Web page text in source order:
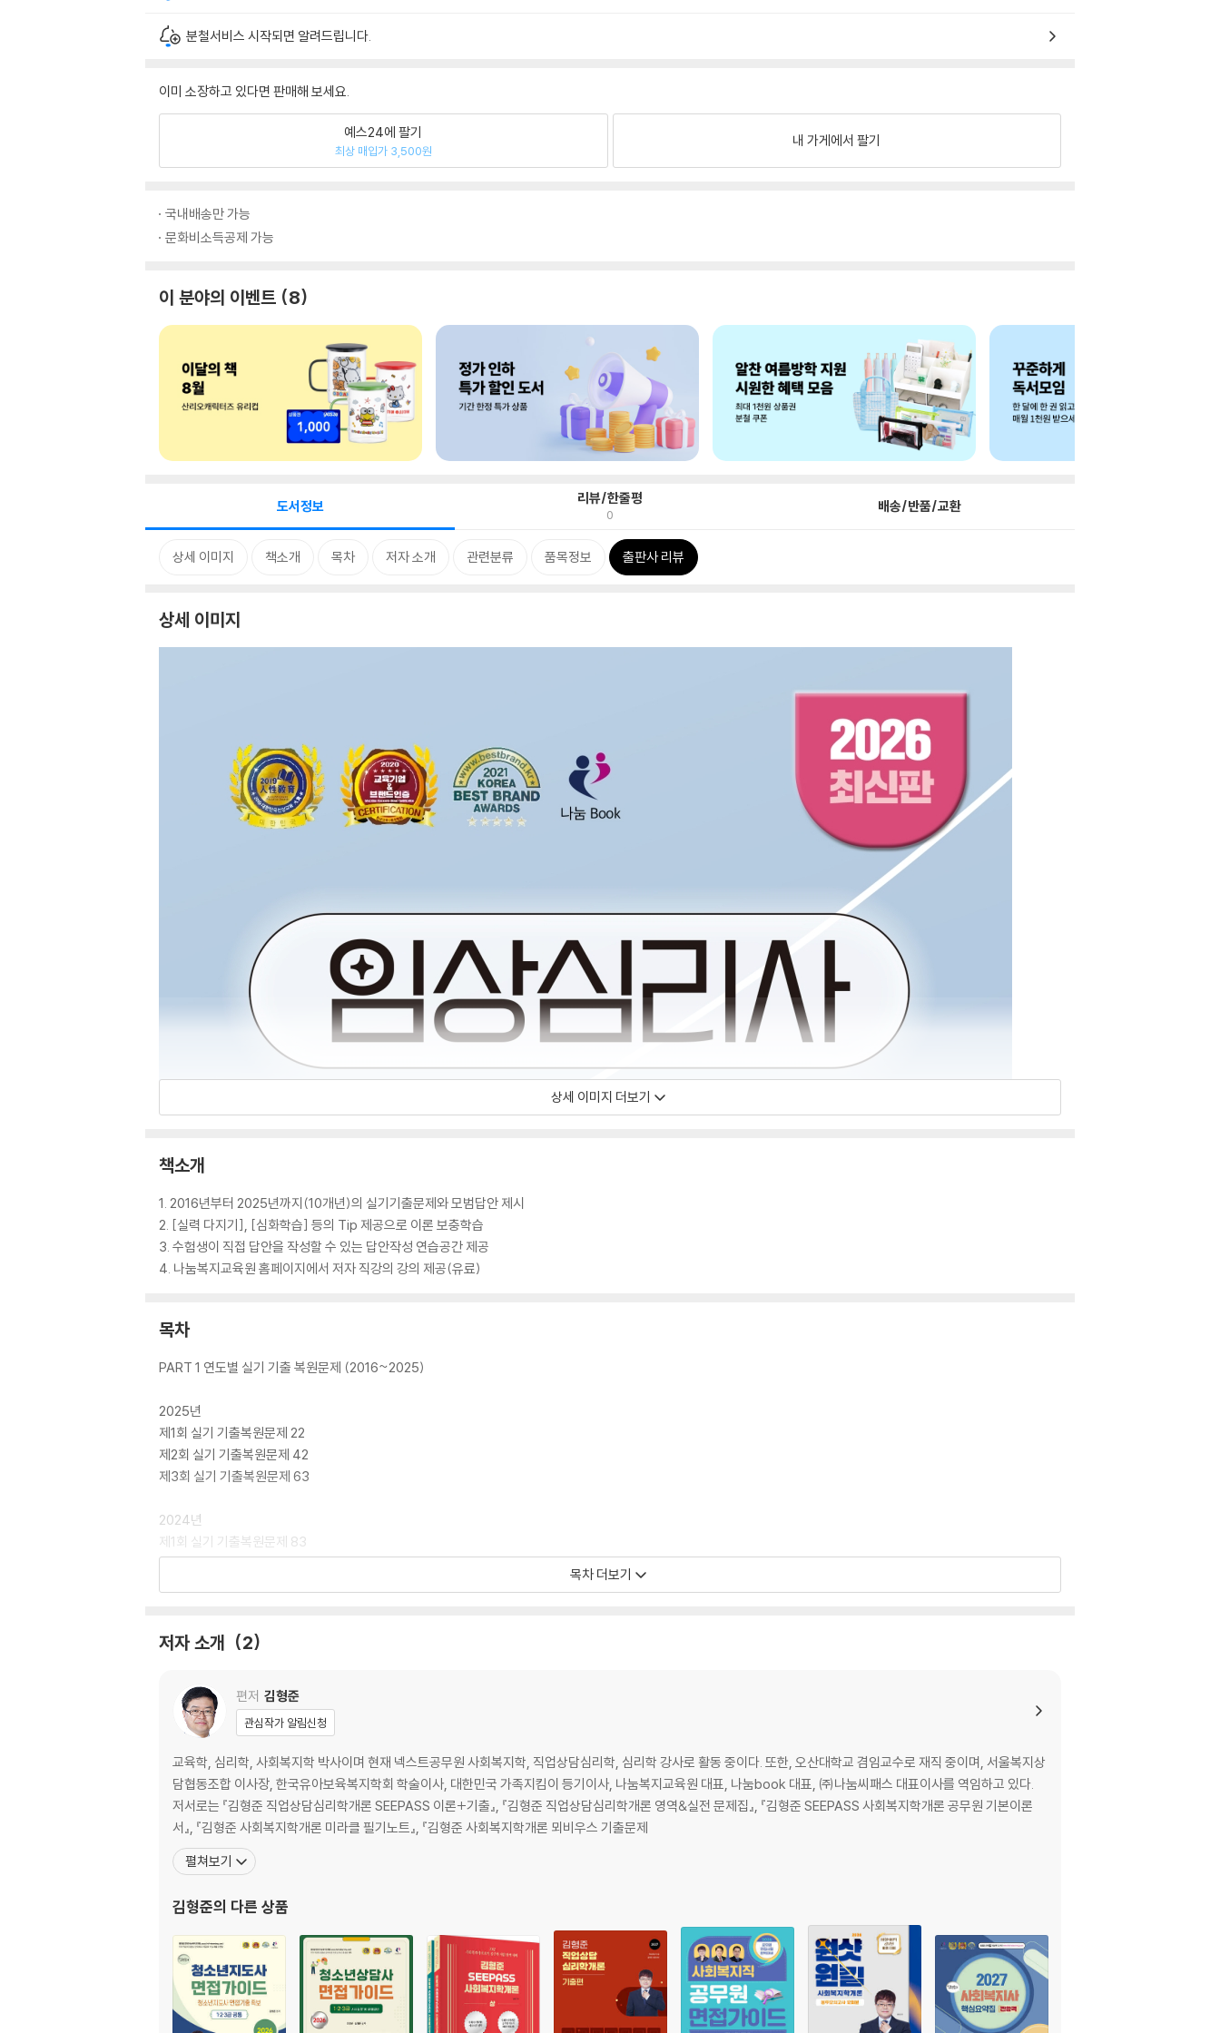
분철서비스 시작되면 알려드립니다.
이미 소장하고 있다면 판매해 보세요.
예스24에 팔기
최상 매입가 3,500원
내 가게에서 팔기
국내배송만 가능
문화비소득공제 가능
이 분야의 이벤트 8
도서정보 리뷰/한줄평
0 배송/반품/교환
상세 이미지 책소개 목차 저자 소개 관련분류 품목정보 출판사 리뷰
상세 이미지
상세 이미지 더보기
책소개
1. 2016년부터 2025년까지(10개년)의 실기기출문제와 모범답안 제시
2. [실력 다지기], [심화학습] 등의 Tip 제공으로 이론 보충학습
3. 수험생이 직접 답안을 작성할 수 있는 답안작성 연습공간 제공
4. 나눔복지교육원 홈페이지에서 저자 직강의 강의 제공(유료)
목차
PART 1 연도별 실기 기출 복원문제 (2016~2025)
2025년
제1회 실기 기출복원문제 22
제2회 실기 기출복원문제 42
제3회 실기 기출복원문제 63
2024년
제1회 실기 기출복원문제 83
제2회 실기 기출복원문제 104
제1회 실기 기출복원문제 144
제3회 실기 기출복원문제 186
2022년
제1회 실기 기출복원문제 206
제3회 실기 기출복원문제 227
2021년
제1회 실기 기출복원문제 248
제3회 실기 기출복원문제 269
2020년
제1회 실기 기출복원문제 291
제1, 2회 통합 실기 기출복원문제 316
제3회 실기 기출복원문제 338
2019년
목차 더보기
저자 소개 2
편저 김형준
관심작가 알림신청
교육학, 심리학, 사회복지학 박사이며 현재 넥스트공무원 사회복지학, 직업상담심리학, 심리학 강사로 활동 중이다. 또한, 오산대학교 겸임교수로 재직 중이며, 서울복지상
담협동조합 이사장, 한국유아보육복지학회 학술이사, 대한민국 가족지킴이 등기이사, 나눔복지교육원 대표, 나눔book 대표, ㈜나눔씨패스 대표이사를 역임하고 있다.
저서로는 『김형준 직업상담심리학개론 SEEPASS 이론+기출』, 『김형준 직업상담심리학개론 영역&실전 문제집』, 『김형준 SEEPASS 사회복지학개론 공무원 기본이론
서』, 『김형준 사회복지학개론 미라클 필기노트』, 『김형준 사회복지학개론 뫼비우스 기출문제
펼쳐보기
김형준의 다른 상품